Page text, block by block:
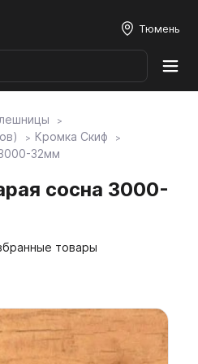
Тюмень
Кромка Скиф
32мм
сосна 3000-
товары